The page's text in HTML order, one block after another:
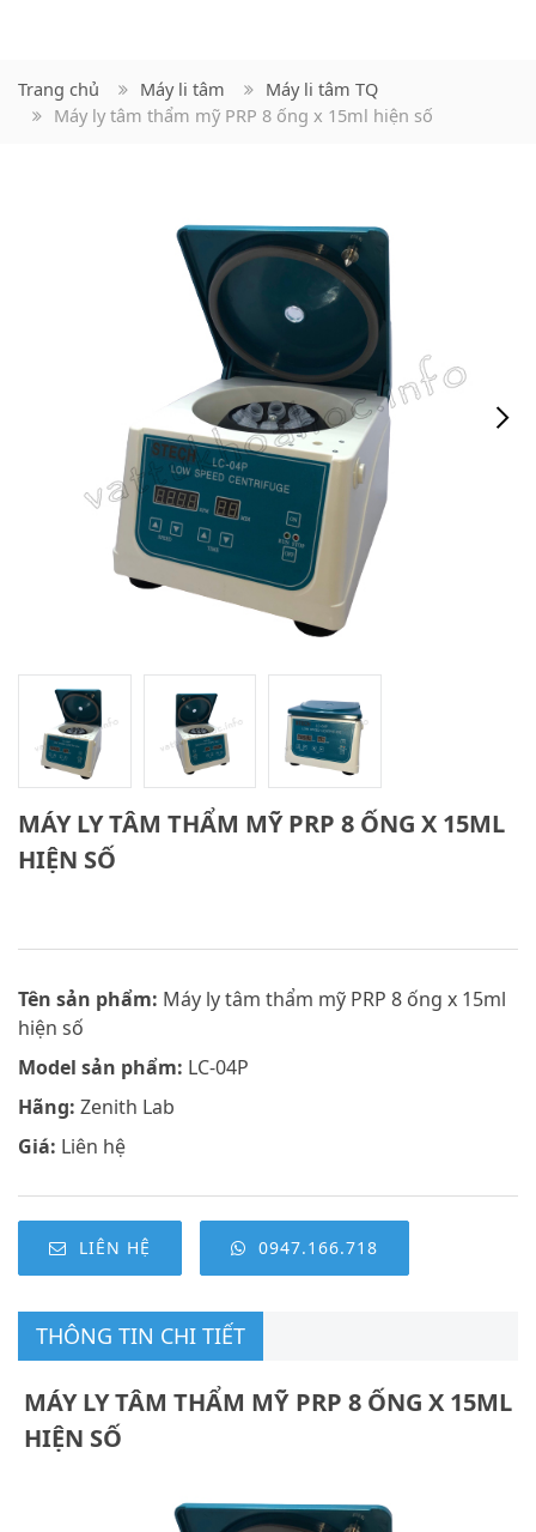
Trang chủ Máy li tâm
Máy li tâm TQ
Máy ly tâm thẩm mỹ PRP 8 ống x 15ml hiện số
MÁY LY TÂM THẨM MỸ PRP 8 ỐNG X 15ML
HIỆN SỐ
Tên sản phẩm: Máy ly tâm thẩm mỹ PRP 8 ống x 15ml
hiện số
Model sản phẩm: LC-04P
Hãng: Zenith Lab
Giá: Liên hệ
LIÊN HỆ 0947.166.718
THÔNG TIN CHI TIẾT
MÁY LY TÂM THẨM MỸ PRP 8 ỐNG X 15ML
HIỆN SỐ